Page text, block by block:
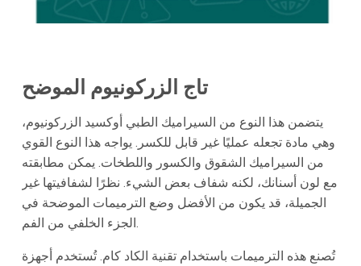
تاج الزركونيوم الموضح
يتضمن هذا النوع من السيراميك الطبي أوكسيد الزركونيوم،
وهي مادة تجعله عمليًا غير قابل للكسر. يواجه هذا النوع القوي
من السيراميك الشقوق والكسور واللطخات. يمكن مطابقته
مع لون أسنانك، لكنه شفاف بعض الشيء. نظرًا لشفافيتها غير
الجميلة، قد يكون من الأفضل وضع الترميمات الموضحة في
الجزء الخلفي من الفم.
تُصنع هذه الترميمات باستخدام تقنية الكاد كام. تُستخدم أجهزة